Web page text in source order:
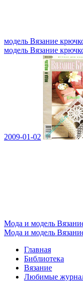
модель Вязание
модель Вязание
2009-01-02
Мода и модель
Мода и модель
Главная
Библиотека
Вязание
Любимые